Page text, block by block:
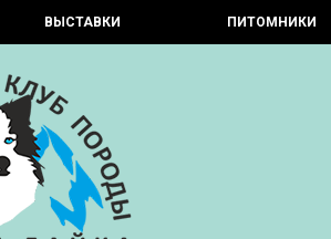
ВЫСТАВКИ ПИТОМНИКИ